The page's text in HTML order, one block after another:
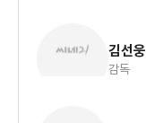
김선웅
감독